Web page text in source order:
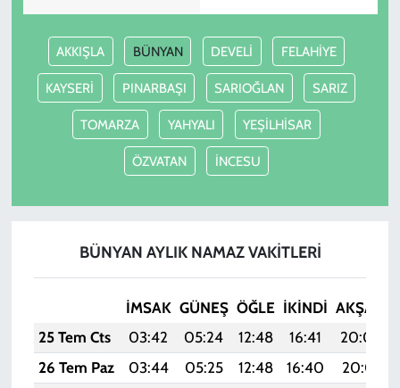
AKKIŞLA BÜNYAN DEVELİ FELAHİYE
KAYSERİ PINARBAŞI SARIOĞLAN SARIZ
TOMARZA YAHYALI YEŞİLHİSAR
ÖZVATAN İNCESU
BÜNYAN AYLIK NAMAZ VAKITLERI
İMSAK GÜNEŞ ÖĞLE İKINDI AKŞAM
25 Tem Cts
03:42 05:24 12:48 16:41 20:02
26 Tem Paz
03:44 05:25 12:48 16:40 20:01